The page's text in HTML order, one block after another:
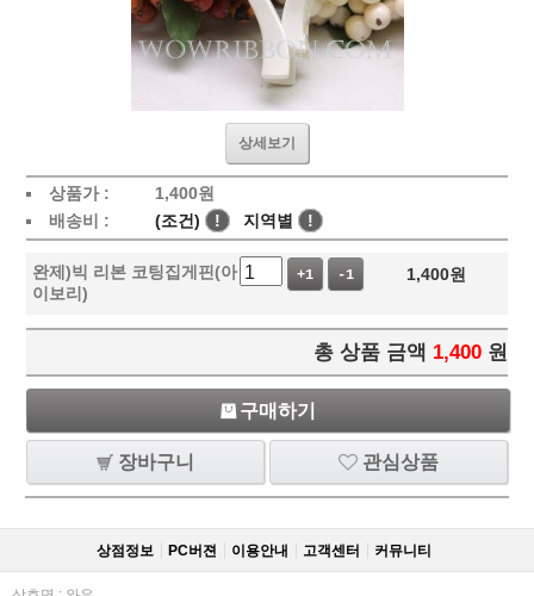
상세보기
상품가 : 1,400원
배송비 :
(조건) ! 지역별 !
완제)빅 리본 코팅집게핀(아
이보리)
+1 -1 1,400원
총 상품 금액 1,400 원
구매하기
장바구니 관심상품
상점정보 PC버젼 이용안내 고객센터 커뮤니티